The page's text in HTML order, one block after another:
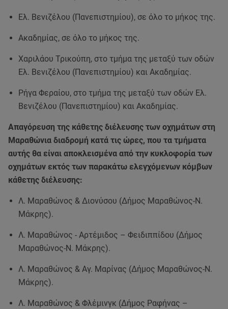
Ελ. Βενιζέλου (Πανεπιστημίου), σε όλο το μήκος της.
Ακαδημίας, σε όλο το μήκος της.
Χαριλάου Τρικούπη, στο τμήμα της μεταξύ των οδών
Ελ. Βενιζέλου (Πανεπιστημίου) και Ακαδημίας.
Ρήγα Φεραίου, στο τμήμα της μεταξύ των οδών Ελ.
Βενιζέλου (Πανεπιστημίου) και Ακαδημίας.
Απαγόρευση της κάθετης διέλευσης των οχημάτων στη
Μαραθώνια διαδρομή κατά τις ώρες, που τα τμήματα
αυτής θα είναι αποκλεισμένα από την κυκλοφορία των
οχημάτων εκτός των παρακάτω ελεγχόμενων κόμβων
κάθετης διέλευσης:
Λ. Μαραθώνος & Διονύσου (Δήμος Μαραθώνος-Ν.
Μάκρης).
Λ. Μαραθώνος - Αρτέμιδος – Φειδιππίδου (Δήμος
Μαραθώνος-Ν. Μάκρης).
Λ. Μαραθώνος & Αγ. Μαρίνας (Δήμος Μαραθώνος-Ν.
Μάκρης).
Λ. Μαραθώνος & Φλέμινγκ (Δήμος Ραφήνας –